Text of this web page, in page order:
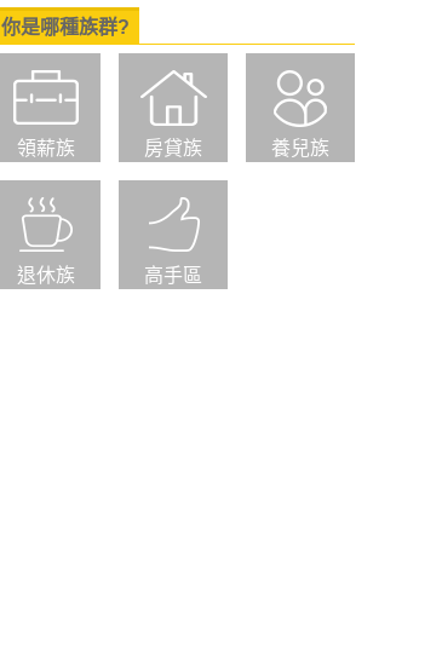
你是哪種族群?
領薪族 房貸族 養兒族
退休族 高手區